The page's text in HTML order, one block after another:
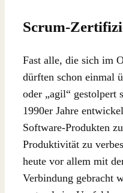
Scrum-
Fast alle, die sich im
dürften schon einmal
oder „agil“ gestolpert
1990er Jahre
Software-Produkten
Produktivität zu
heute vor allem mit
Verbindung gebracht